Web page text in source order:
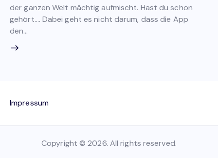
der ganzen Welt mächtig aufmischt. Hast du schon
gehört…. Dabei geht es nicht darum, dass die App
den…
Impressum
Copyright © 2026. All rights reserved.